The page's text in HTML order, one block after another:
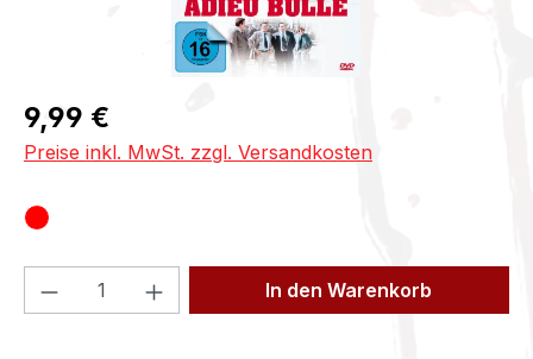
Regulärer Preis:
9,99 €
Preise inkl. MwSt. zzgl. Versandkosten
Produkt Anzahl: Gib denIn den Warenkorb